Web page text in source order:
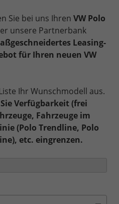
Sie bei uns Ihren VW Polo
unsere Partnerbank
Leasing-
für Ihren neuen VW
Ihr Wunschmodell aus.
Verfügbarkeit (frei
Fahrzeuge im
(Polo Trendline, Polo
etc. eingrenzen.